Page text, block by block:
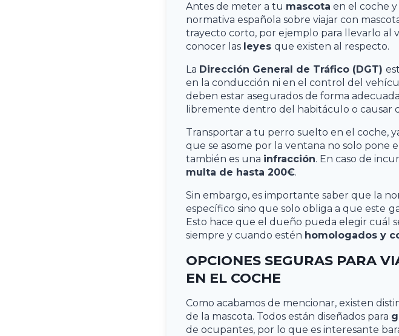
Antes de meter a tu mascota en el coche
normativa española sobre viajar con
trayecto corto, por ejemplo para llevarlo al
conocer las leyes que existen al respecto.
La Dirección General de Tráfico (DGT)
en la conducción ni en el control del
deben estar asegurados de forma
libremente dentro del habitáculo o causar
Transportar a tu perro suelto en el coche,
que se asome por la ventana no solo pone
también es una infracción. En caso de
multa de hasta 200€.
Sin embargo, es importante saber que la
específico sino que solo obliga a que este
Esto hace que el dueño pueda elegir cuál
siempre y cuando estén homologados y
OPCIONES SEGURAS PARA
EN EL COCHE
Como acabamos de mencionar, existen
de la mascota. Todos están diseñados para
de ocupantes, por lo que es interesante